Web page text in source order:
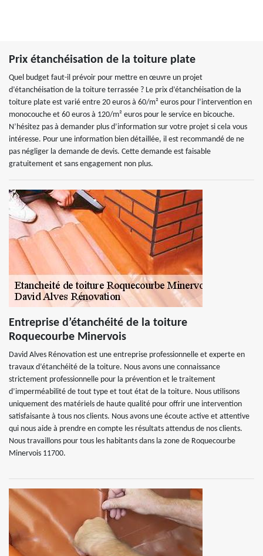
Prix étanchéisation de la toiture plate
Quel budget faut-il prévoir pour mettre en œuvre un projet
d’étanchéisation de la toiture terrassée ? Le prix d’étanchéisation de la
toiture plate est varié entre 20 euros à 60/m² euros pour l’intervention en
monocouche et 60 euros à 120/m² euros pour le service en bicouche.
N’hésitez pas à demander plus d’information sur votre projet si cela vous
intéresse. Pour une information bien détaillée, il est recommandé de ne
pas négliger la demande de devis. Cette demande est faisable
gratuitement et sans engagement non plus.
Entreprise d’étanchéité de la toiture
Roquecourbe Minervois
David Alves Rénovation est une entreprise professionnelle et experte en
travaux d’étanchéité de la toiture. Nous avons une connaissance
strictement professionnelle pour la prévention et le traitement
d’imperméabilité de tout type et tout état de la toiture. Nous utilisons
uniquement des matériels de haute qualité pour offrir une intervention
satisfaisante à tous nos clients. Nous avons une écoute active et attentive
qui nous aide à prendre en compte les résultats attendus de nos clients.
Nous travaillons pour tous les habitants dans la zone de Roquecourbe
Minervois 11700.